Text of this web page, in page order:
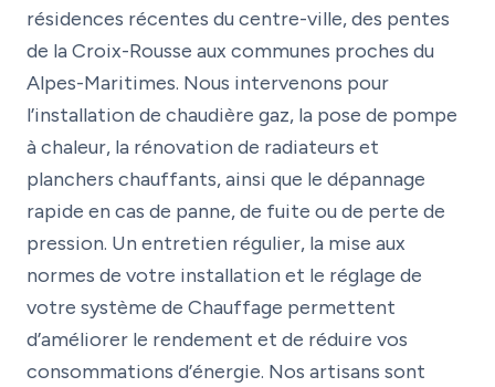
résidences récentes du centre-ville, des pentes
de la Croix-Rousse aux communes proches du
Alpes-Maritimes. Nous intervenons pour
l’installation de chaudière gaz, la pose de pompe
à chaleur, la rénovation de radiateurs et
planchers chauffants, ainsi que le dépannage
rapide en cas de panne, de fuite ou de perte de
pression. Un entretien régulier, la mise aux
normes de votre installation et le réglage de
votre système de Chauffage permettent
d’améliorer le rendement et de réduire vos
consommations d’énergie. Nos artisans sont